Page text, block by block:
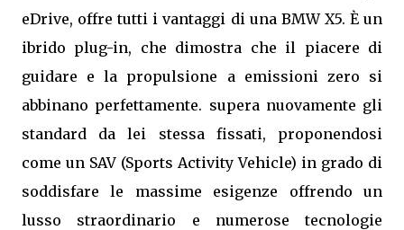
eDrive, offre tutti i vantaggi di una BMW X5. È un
ibrido plug-in, che dimostra che il piacere di
guidare e la propulsione a emissioni zero si
abbinano perfettamente. supera nuovamente gli
standard da lei stessa fissati, proponendosi
come un SAV (Sports Activity Vehicle) in grado di
soddisfare le massime esigenze offrendo un
lusso straordinario e numerose tecnologie